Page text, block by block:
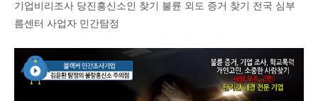
기업비리조사 당진흥신소인 찾기 불륜 외도 증거 찾기 전국 심부
름센터 사업자 민간탐정